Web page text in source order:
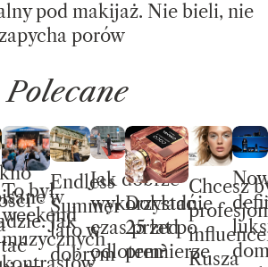
pod makijaż. Nie bieli, nie
porów
Polecane
w
Jak
To był
weekend
muzycznych
Endless
Summer –
lato w
dobrym
Jak dobrze
wykorzystać
czas przed
odlotem?
Dokładnie
25 lat po
premierze
Chcesz
Rusza